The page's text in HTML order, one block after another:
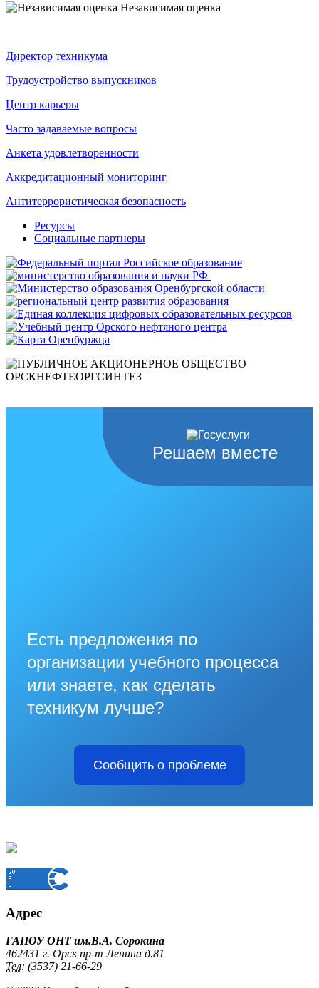
Независимая оценка
Директор техникума
Трудоустройство выпускников
Центр карьеры
Часто задаваемые вопросы
Анкета удовлетворенности
Аккредитационный мониторинг
Антитеррористическая безопасность
Ресурсы
Социальные партнеры
Решаем вместе
Есть предложения по
организации учебного процесса
или знаете, как сделать
техникум лучше?
Сообщить о проблеме
Адрес
ГАПОУ ОНТ им.В.А. Сорокина
462431 г. Орск пр-т Ленина д.81
Тел: (3537) 21-66-29